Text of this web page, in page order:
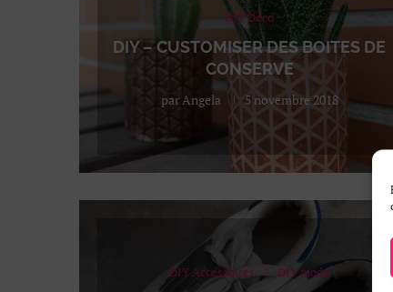
DIY Déco
DIY – CUSTOMISER DES BOITES DE
CONSERVE
par Angela 5 novembre 2018
DIY Accessoires DIY mode